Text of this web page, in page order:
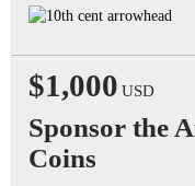
$1,000 USD
Sponsor the
Coins